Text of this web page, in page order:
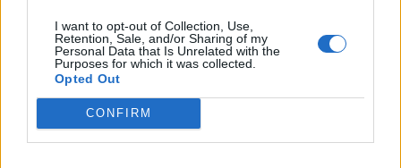
I want to opt-out of Collection, Use,
Retention, Sale, and/or Sharing of my
Personal Data that Is Unrelated with the
Purposes for which it was collected.
Opted Out
CONFIRM